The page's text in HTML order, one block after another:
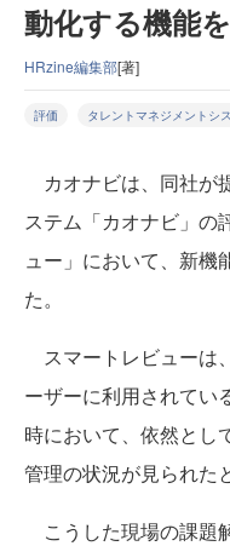
動化する機能
HRzine編集部[著]
評価 タレントマネジメントシ
カオナビは、同社が
ステム「カオナビ」の
ュー」において、新機
た。
スマートレビューは
ーザーに利用されてい
時において、依然とし
管理の状況が見られた
こうした現場の課題